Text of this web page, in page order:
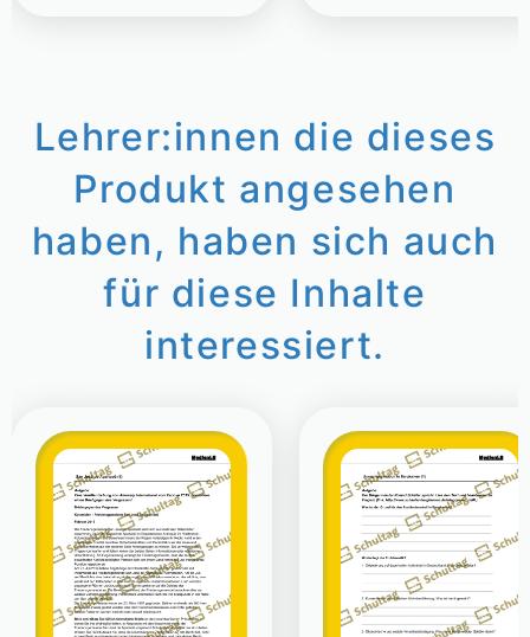
Lehrer:innen die dieses
Produkt angesehen
haben, haben sich auch
für diese Inhalte
interessiert.